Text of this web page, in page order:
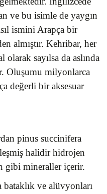
ve bu isimle de yaygın
ismini Arapça bir
almıştır. Kehribar, her
sayılsa da aslında
Oluşumu milyonlarca
değerli bir aksesuar
pinus succinifera
halidir hidrojen
gibi mineraller içerir.
bataklık ve alüvyonları